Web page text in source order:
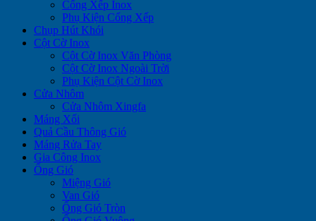
Cổng Xếp Inox
Phụ Kiện Cổng Xếp
Chụp Hút Khói
Cột Cờ Inox
Cột Cờ Inox Văn Phòng
Cột Cờ Inox Ngoài Trời
Phụ Kiện Cột Cờ Inox
Cửa Nhôm
Cửa Nhôm Xingfa
Máng Xối
Quả Cầu Thông Gió
Máng Rửa Tay
Gia Công Inox
Ống Gió
Miệng Gió
Van Gió
Ống Gió Tròn